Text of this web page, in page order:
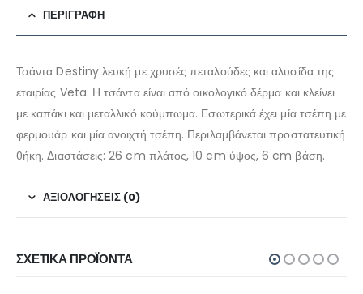
ΠΕΡΙΓΡΑΦΉ
Τσάντα Destiny λευκή με χρυσές πεταλούδες και αλυσίδα της
εταιρίας Veta. Η τσάντα είναι από οικολογικό δέρμα και κλείνει
με καπάκι και μεταλλικό κούμπωμα. Εσωτερικά έχει μία τσέπη με
φερμουάρ και μία ανοιχτή τσέπη. Περιλαμβάνεται προστατευτική
θήκη. Διαστάσεις: 26 cm πλάτος, 10 cm ύψος, 6 cm βάση.
ΑΞΙΟΛΟΓΉΣΕΙΣ (0)
ΣΧΕΤΙΚΆ ΠΡΟΪΌΝΤΑ